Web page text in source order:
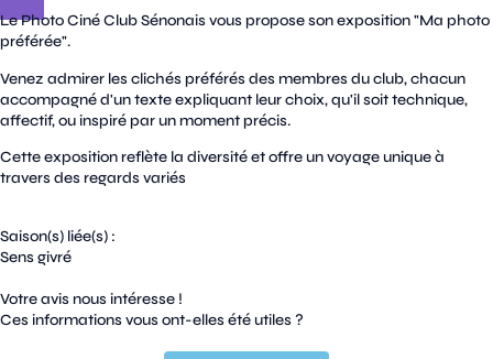
Le Photo Ciné Club Sénonais vous propose son exposition "Ma photo
préférée".
Venez admirer les clichés préférés des membres du club, chacun
accompagné d'un texte expliquant leur choix, qu'il soit technique,
affectif, ou inspiré par un moment précis.
Cette exposition reflète la diversité et offre un voyage unique à
travers des regards variés
Saison(s) liée(s) :
Sens givré
Votre avis nous intéresse !
Ces informations vous ont-elles été utiles ?